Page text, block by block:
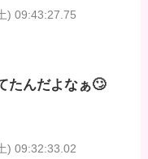
) 09:43:27.75
たんだよなぁ🙄
) 09:32:33.02